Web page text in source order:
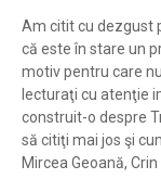
Am citit cu dezgust
că este în stare un
motiv pentru care
lecturaţi cu atenţie
construit-o despre
să citiţi mai jos şi
Mircea Geoană,